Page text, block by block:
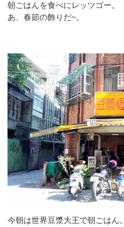
朝ごはんを食べにレッツゴー。
あ、春節の飾りだ~。
今朝は世界豆漿大王で朝ごはん。